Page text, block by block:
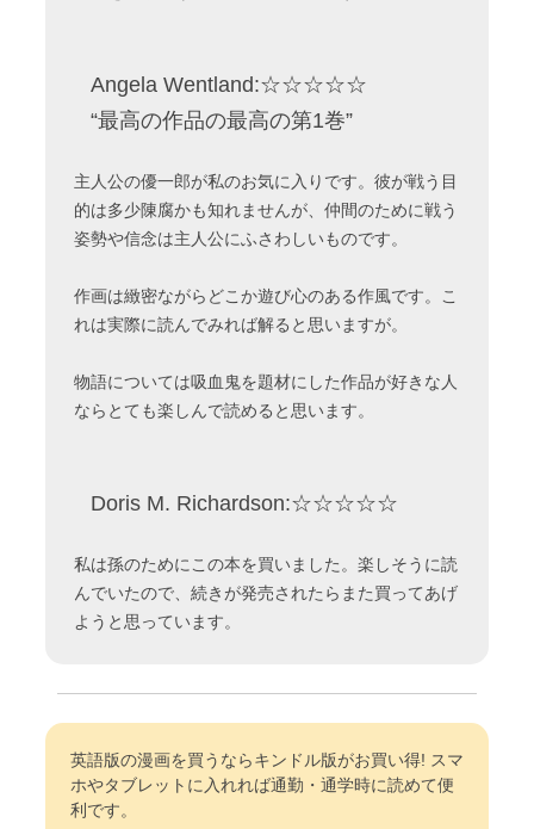
Angela Wentland:☆☆☆☆☆
“最高の作品の最高の第1巻”
主人公の優一郎が私のお気に入りです。彼が戦う目
的は多少陳腐かも知れませんが、仲間のために戦う
姿勢や信念は主人公にふさわしいものです。
作画は緻密ながらどこか遊び心のある作風です。こ
れは実際に読んでみれば解ると思いますが。
物語については吸血鬼を題材にした作品が好きな人
ならとても楽しんで読めると思います。
Doris M. Richardson:☆☆☆☆☆
私は孫のためにこの本を買いました。楽しそうに読
んでいたので、続きが発売されたらまた買ってあげ
ようと思っています。
英語版の漫画を買うならキンドル版がお買い得! スマ
ホやタブレットに入れれば通勤・通学時に読めて便
利です。